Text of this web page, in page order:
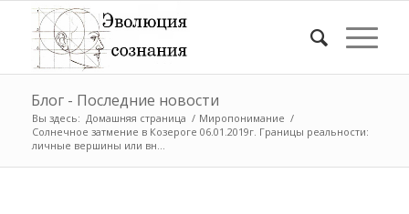
Блог - Последние новости
Вы здесь: Домашняя страница / Миропонимание /
Солнечное затмение в Козероге 06.01.2019г. Границы реальности:
личные вершины или вн...